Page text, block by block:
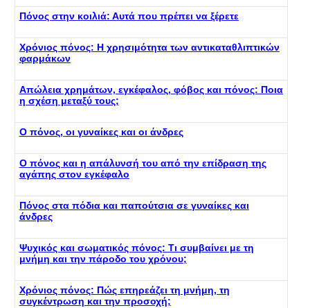
Πόνος στην κοιλιά: Αυτά που πρέπει να ξέρετε
Χρόνιος πόνος: Η χρησιμότητα των αντικαταθλιπτικών
φαρμάκων
Απώλεια χρημάτων, εγκέφαλος, φόβος και πόνος: Ποια
η σχέση μεταξύ τους;
Ο πόνος, οι γυναίκες και οι άνδρες
Ο πόνος και η απάλυνσή του από την επίδραση της
αγάπης στον εγκέφαλο
Πόνος στα πόδια και παπούτσια σε γυναίκες και
άνδρες
Ψυχικός και σωματικός πόνος: Τι συμβαίνει με τη
μνήμη και την πάροδο του χρόνου;
Χρόνιος πόνος: Πώς επηρεάζει τη μνήμη, τη
συγκέντρωση και την προσοχή;